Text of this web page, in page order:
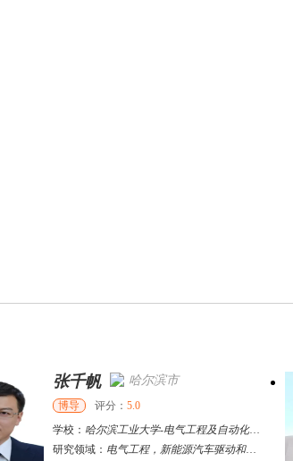
张千帆 哈尔滨市
博导 评分： 5.0
学校： 哈尔滨工业大学-电气工程及自动化学院
研究领域： 电气工程，新能源汽车驱动和充电